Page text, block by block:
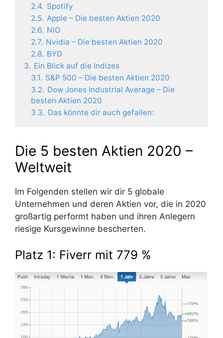
2.4. Spotify
2.5. Apple – Die besten Aktien 2020
2.6. NIO
2.7. Nvidia – Die besten Aktien 2020
2.8. BYD
3. Ein Blick auf die Indizes
3.1. S&P 500 – Die besten Aktien 2020
3.2. Dow Jones Industrial Average – Die
besten Aktien 2020
3.3. Das könnte dir auch gefallen:
Die 5 besten Aktien 2020 –
Weltweit
Im Folgenden stellen wir dir 5 globale
Unternehmen und deren Aktien vor, die in 2020
großartig performt haben und ihren Anlegern
riesige Kursgewinne bescherten.
Platz 1: Fiverr mit 779 %